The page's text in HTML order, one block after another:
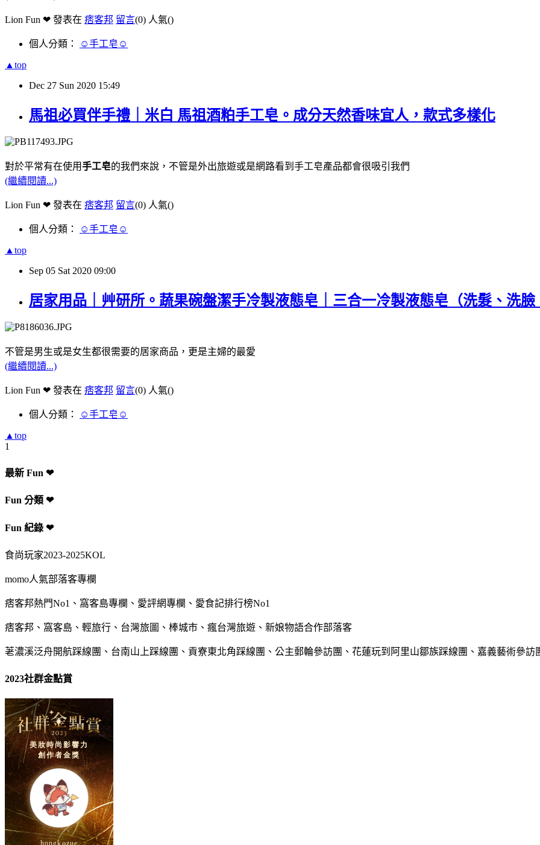
Lion Fun ❤ 發表在 痞客邦 留言(0) 人氣()
個人分類： ☺手工皂☺
▲top
Dec 27 Sun 2020 15:49
馬祖必買伴手禮｜米白 馬祖酒粕手工皂。成分天然香味宜人，款式多樣化
對於平常有在使用手工皂的我們來說，不管是外出旅遊或是網路看到手工皂產品都會很吸引我們
(繼續閱讀...)
Lion Fun ❤ 發表在 痞客邦 留言(0) 人氣()
個人分類： ☺手工皂☺
▲top
Sep 05 Sat 2020 09:00
居家用品｜艸研所。蔬果碗盤潔手冷製液態皂｜三合一冷製液態皂（洗髮、洗臉
不管是男生或是女生都很需要的居家商品，更是主婦的最愛
(繼續閱讀...)
Lion Fun ❤ 發表在 痞客邦 留言(0) 人氣()
個人分類： ☺手工皂☺
▲top
1
最新 Fun ❤
Fun 分類 ❤
Fun 紀錄 ❤
食尚玩家2023-2025KOL
momo人氣部落客專欄
痞客邦熱門No1、窩客島專欄、愛評網專欄、愛食記排行榜No1
痞客邦、窩客島、輕旅行、台灣旅圖、棒城市、瘋台灣旅遊、新娘物語合作部落客
荖濃溪泛舟開航踩線團、台南山上踩線團、貢寮東北角踩線團、公主郵輪參訪團、花蓮玩到阿里山鄒族踩線團、嘉義藝術參訪
2023社群金點賞